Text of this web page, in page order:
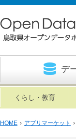
デ
くらし・教育
HOME › アプリマーケット ›